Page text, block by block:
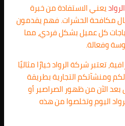
يعني الاستفادة من خبرة
مكافحة الحشرات. فهم يقدمون
كل عميل بشكل فردي، مما
وفعالة.
تعتبر شركة الرواد خيارًا مثاليًا
ومنشآتكم التجارية بطريقة
الآن من ظهور الصراصير أو
اليوم وتخلصوا من هذه